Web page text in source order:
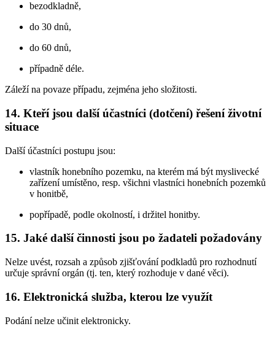
bezodkladně,
do 30 dnů,
do 60 dnů,
případně déle.
Záleží na povaze případu, zejména jeho složitosti.
14. Kteří jsou další účastníci (dotčení) řešení životní
situace
Další účastníci postupu jsou:
vlastník honebního pozemku, na kterém má být myslivecké
zařízení umístěno, resp. všichni vlastníci honebních pozemků
v honitbě,
popřípadě, podle okolností, i držitel honitby.
15. Jaké další činnosti jsou po žadateli požadovány
Nelze uvést, rozsah a způsob zjišťování podkladů pro rozhodnutí
určuje správní orgán (tj. ten, který rozhoduje v dané věci).
16. Elektronická služba, kterou lze využít
Podání nelze učinit elektronicky.